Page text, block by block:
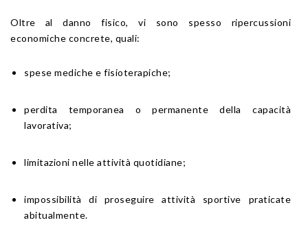
Oltre al danno fisico, vi sono spesso ripercussioni
economiche concrete, quali:
spese mediche e fisioterapiche;
perdita temporanea o permanente della capacità
lavorativa;
limitazioni nelle attività quotidiane;
impossibilità di proseguire attività sportive praticate
abitualmente.